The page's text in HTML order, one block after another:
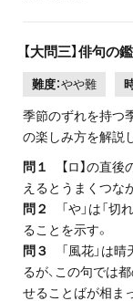
【大問三】俳句の
難度：やや難
季節のずれを持つ
の楽しみ方を解説
問１
【ロ】の直後
えるとうまくつな
問２
「や」は「切
ることを示す。
問３
「風花」は
るが、この句では
せることばが相ま